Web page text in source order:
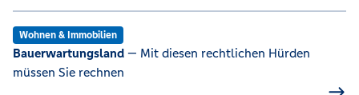
Wohnen & Immobilien
Bauerwartungsland — Mit diesen rechtlichen Hürden
müssen Sie rechnen